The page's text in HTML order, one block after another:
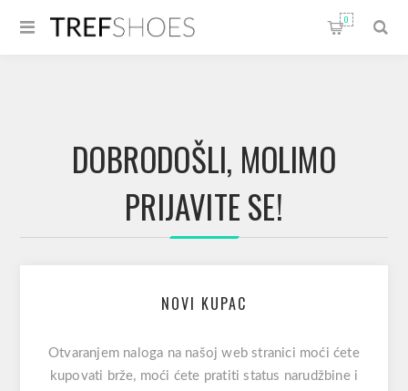
0
DOBRODOŠLI, MOLIMO
PRIJAVITE SE!
NOVI KUPAC
Otvaranjem naloga na našoj web stranici moći ćete
kupovati brže, moći ćete pratiti status narudžbine i